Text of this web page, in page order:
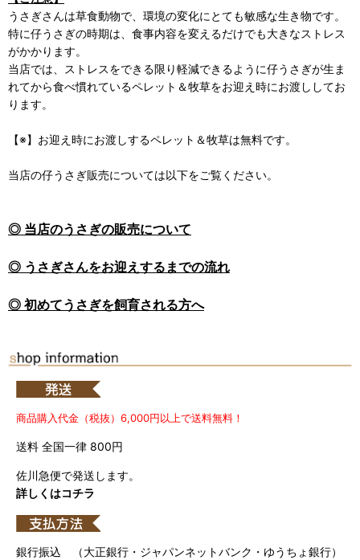
うさぎさんは草食動物で、環境の変化にとても敏感な生き物です。
特に仔うさぎの時期は、食事内容を変えるだけでも大きなストレス
がかかります。
当店では、ストレスをできる限り軽減できるように仔うさぎが生ま
れてから食べ慣れているペレット＆牧草をお迎え時にお渡ししてお
ります。
【※】お迎え時にお渡しするペレット＆牧草は無料です。
当店の仔うさぎ販売については以下をご覧ください。
◎ 当店のうさぎの販売について
◎ うさぎさんをお迎えするまでの流れ
◎ 初めてうさぎを飼育される方へ
商品購入代金（税抜）6,000円以上で送料無料！
送料 全国一律 800円
佐川急便で発送します。
詳しくはコチラ
銀行振込 （大正銀行・ジャパンネットバンク・ゆうちょ銀行）